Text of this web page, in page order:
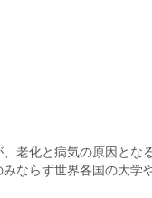
老化と病気の原因とな
ならず世界各国の大学